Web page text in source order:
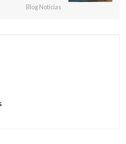
Blog Noticias